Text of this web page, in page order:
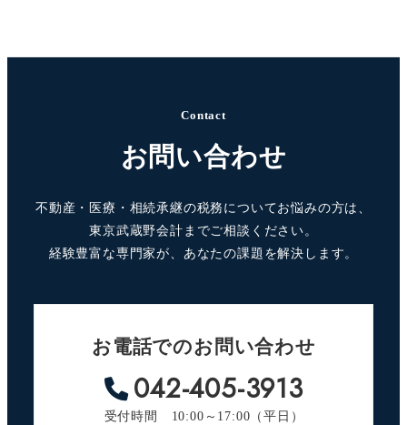
Contact
お問い合わせ
不動産・医療・相続承継の税務についてお悩みの方は、
東京武蔵野会計までご相談ください。
経験豊富な専門家が、あなたの課題を解決します。
お電話でのお問い合わせ
042-405-3913
受付時間 10:00～17:00（平日）